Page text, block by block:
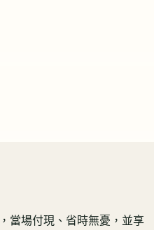
當場付現、省時無憂，並享